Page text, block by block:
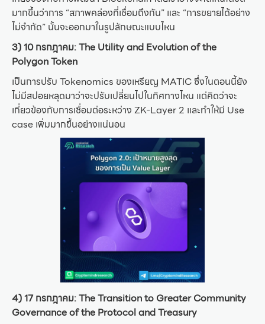
มากขึ้นว่าการ “สภาพคล่องที่เชื่อมถึงกัน” และ “การขยายได้อย่าง
ไม่จำกัด” นั้นจะออกมาในรูปลักษณะแบบไหน
3) 10 กรกฎาคม: The Utility and Evolution of the
Polygon Token
เป็นการปรับ Tokenomics ของเหรียญ MATIC ซึ่งในตอนนี้ยัง
ไม่มีสปอยหลุดมาว่าจะปรับเปลี่ยนไปในทิศทางไหน แต่คิดว่าจะ
เกี่ยวข้องกับการเชื่อมต่อระหว่าง ZK-Layer 2 และทำให้มี Use
case เพิ่มมากขึ้นอย่างแน่นอน
4) 17 กรกฎาคม: The Transition to Greater Community
Governance of the Protocol and Treasury